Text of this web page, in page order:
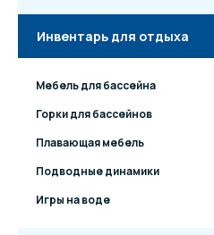
Инвентарь для отдыха
Мебель для бассейна
Горки для бассейнов
Плавающая мебель
Подводные динамики
Игры на воде